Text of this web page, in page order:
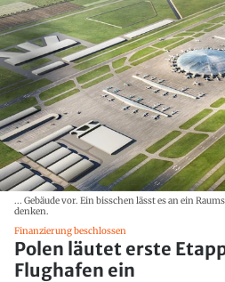
... Gebäude vor. Ein bisschen lässt es an ein
denken.
Finanzierung beschlossen
Polen läutet erste
Flughafen ein